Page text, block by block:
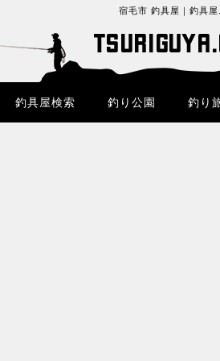
宿毛市 釣具屋｜釣具
釣具屋検索 釣り公園 釣り